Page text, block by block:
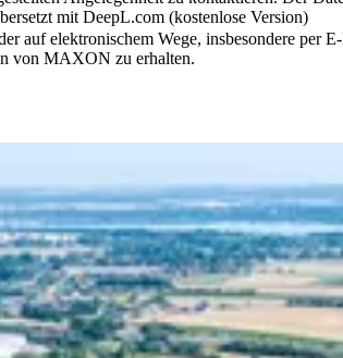
mit DeepL.com (kostenlose Version)
elektronischem Wege, insbesondere per
von MAXON zu erhalten.